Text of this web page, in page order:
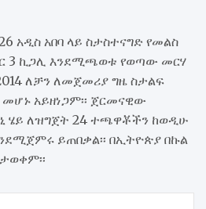
አዲስ አበባ ላይ ስታስተናግድ የመልስ
3 ኪጋሊ እንደሚጫወቱ የወጣው መርሃ
ለቻን ለመጀመሪያ ግዜ ስታልፍ
አይዘነጋም፡፡ ጀርመናዊው
ሄይ ለዝግጀት 24 ተጫዋቾችን ከወዲሁ
ይጠበቃል፡፡ በኢትዮጵያ በኩል